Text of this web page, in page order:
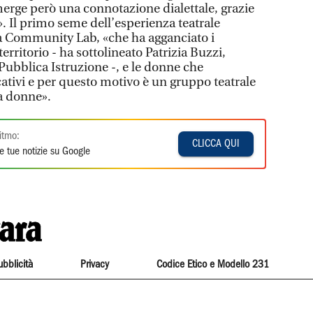
però una connotazione dialettale, grazie
Il primo seme dell’esperienza teatrale
Lab, «che ha agganciato i
- ha sottolineato Patrizia Buzzi,
Istruzione -, e le donne che
e per questo motivo è un gruppo teatrale
donne».
tue notizie su Google
CLICCA QUI
Privacy Codice Etico e Modello 231